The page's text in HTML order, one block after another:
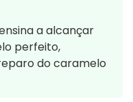
a alcançar
perfeito,
do caramelo